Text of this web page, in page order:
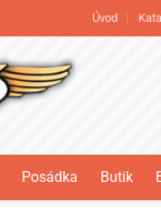
Úvod
Posádka Butik